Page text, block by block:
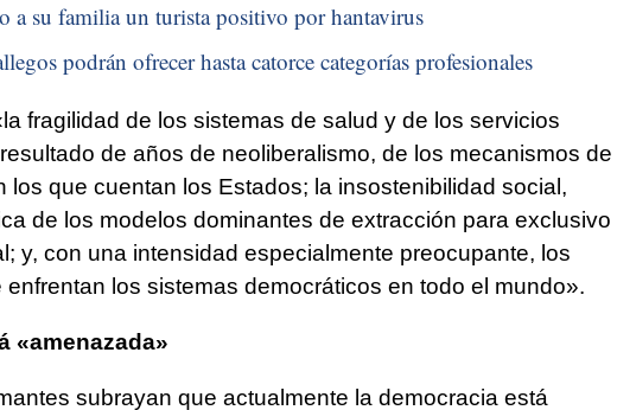
a su familia un turista positivo por hantavirus
podrán ofrecer hasta catorce categorías profesionales
fragilidad de los sistemas de salud y de los servicios
de años de neoliberalismo, de los mecanismos de
los que cuentan los Estados; la insostenibilidad social,
de los modelos dominantes de extracción para exclusivo
y, con una intensidad especialmente preocupante, los
los sistemas democráticos en todo el mundo».
«amenazada»
subrayan que actualmente la democracia está